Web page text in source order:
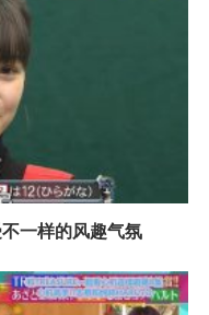
一样的风趣气氛